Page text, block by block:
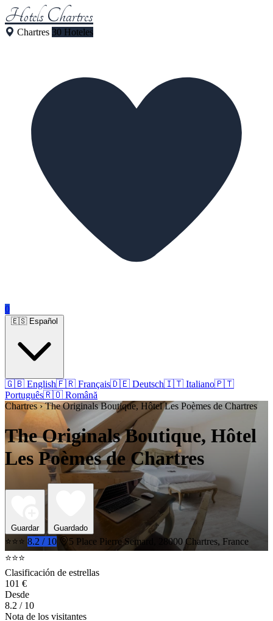
Hotels Chartres
Chartres 30 Hoteles
0
🇬🇧 English🇫🇷 Français🇩🇪 Deutsch🇮🇹 Italiano🇵🇹
Português🇷🇴 Română
Chartres › The Originals Boutique, Hôtel Les Poèmes de Chartres
The Originals Boutique, Hôtel
Les Poèmes de Chartres
Guardar Guardado
⭐⭐⭐ 8.2 / 10
5 Place Pierre Semard, 28000 Chartres, France
⭐⭐⭐
Clasificación de estrellas
101 €
Desde
8.2 / 10
Nota de los visitantes